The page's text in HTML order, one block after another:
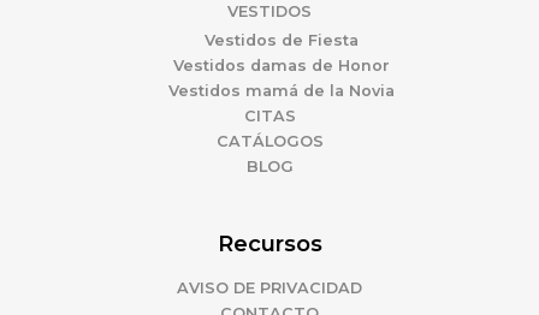
VESTIDOS
Vestidos de Fiesta
Vestidos damas de Honor
Vestidos mamá de la Novia
CITAS
CATÁLOGOS
BLOG
Recursos
AVISO DE PRIVACIDAD